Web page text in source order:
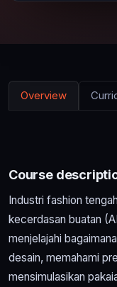
Overview
Course
Industri fashion
kecerdasan buatan
menjelajahi
desain, memahami
mensimulasikan